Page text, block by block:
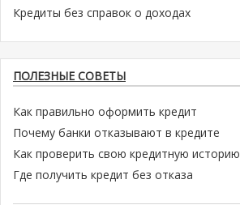
Кредиты без справок о доходах
ПОЛЕЗНЫЕ СОВЕТЫ
Как правильно оформить кредит
Почему банки отказывают в кредите
Как проверить свою кредитную историю
Где получить кредит без отказа